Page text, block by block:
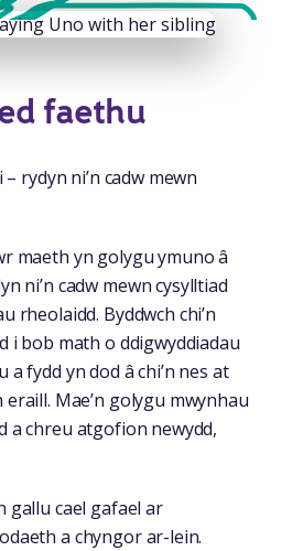
faethu
rydyn ni’n cadw mewn
maeth yn golygu ymuno â
ni’n cadw mewn cysylltiad
rheolaidd. Byddwch chi’n
i bob math o ddigwyddiadau
fydd yn dod â chi’n nes at
Mae’n golygu mwynhau
a chreu atgofion newydd,
gallu cael gafael ar
a chyngor ar-lein.